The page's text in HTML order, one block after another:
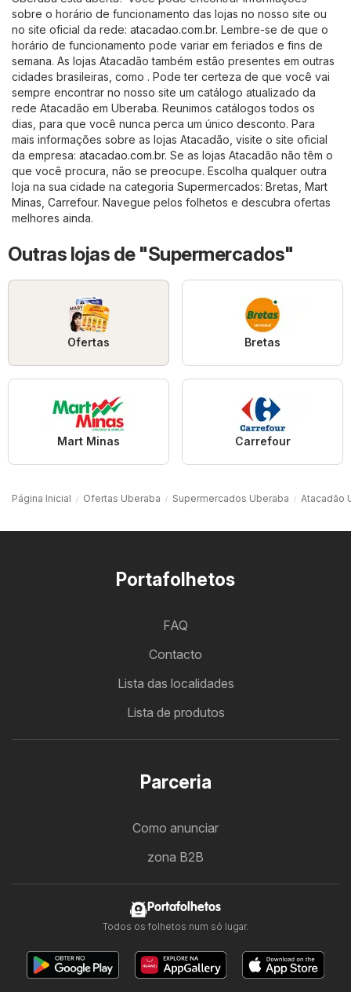
sobre o horário de funcionamento das lojas no nosso site ou
no site oficial da rede: atacadao.com.br. Lembre-se de que o
horário de funcionamento pode variar em feriados e fins de
semana. As lojas Atacadão também estão presentes em outras
cidades brasileiras, como . Pode ter certeza de que você vai
sempre encontrar no nosso site um catálogo atualizado da
rede Atacadão em Uberaba. Reunimos catálogos todos os
dias, para que você nunca perca um único desconto. Para
mais informações sobre as lojas Atacadão, visite o site oficial
da empresa: atacadao.com.br. Se as lojas Atacadão não têm o
que você procura, não se preocupe. Escolha qualquer outra
loja na sua cidade na categoria Supermercados: Bretas Mart
Minas Carrefour. Navegue pelos folhetos e descubra ofertas
melhores ainda.
Outras lojas de "Supermercados"
Ofertas Bretas
Mart Minas Carrefour
Página Inicial Ofertas Uberaba Supermercados Uberaba Atacadão
Portafolhetos
FAQ
Contacto
Lista das localidades
Lista de produtos
Parceria
Como anunciar
zona B2B
Portafolhetos
Todos os folhetos num só lugar.